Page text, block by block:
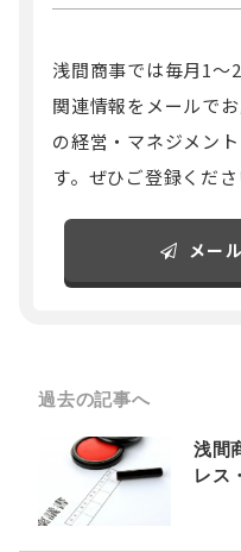
浅間商事では毎月1～
関連情報をメールで
の経営・マネジメン
す。ぜひご登録くださ
メー
過去の記事へ
浅間
レス